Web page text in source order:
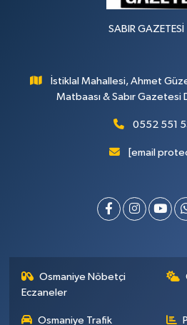
SABIR
İstiklal Mahallesi, Ahmet
Matbaası & Sabır Gazetesi
0552 551
[email
Osmaniye Nöbetçi
Eczaneler
Osmaniye Trafik